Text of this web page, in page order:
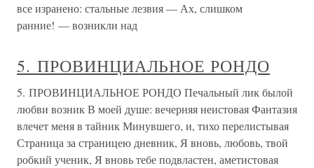
все изранено: стальные лезвия — Ах, слишком
ранние! — возникли над
5. ПРОВИНЦИАЛЬНОЕ РОНДО
5. ПРОВИНЦИАЛЬНОЕ РОНДО Печальный лик былой
любви возник В моей душе: вечерняя неистовая Фантазия
влечет меня в тайник Минувшего, и, тихо перелистывая
Страница за страницею дневник, Я вновь, любовь, твой
робкий ученик, Я вновь тебе подвластен, аметистовая